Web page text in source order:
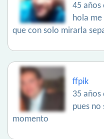
45 años
hola me
que con solo mirarla
ffpik
35 años
pues no
momento